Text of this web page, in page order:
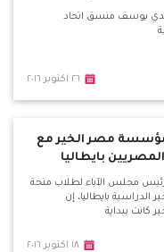
يوسف منسق اتحاد
٢٦ اكتوبر ٢٠١٦
مصر الخير مع
بايطاليا
مجلس الآباء لطلاب منحة
بايطاليا، إن
كانت ببداية
١٨ اكتوبر ٢٠١٦